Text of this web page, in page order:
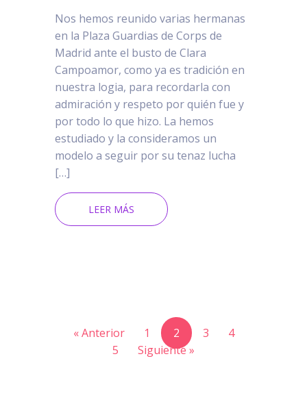
Nos hemos reunido varias hermanas
en la Plaza Guardias de Corps de
Madrid ante el busto de Clara
Campoamor, como ya es tradición en
nuestra logia, para recordarla con
admiración y respeto por quién fue y
por todo lo que hizo. La hemos
estudiado y la consideramos un
modelo a seguir por su tenaz lucha
[…]
LEER MÁS
« Anterior 1 2 3
4
5
Siguiente »